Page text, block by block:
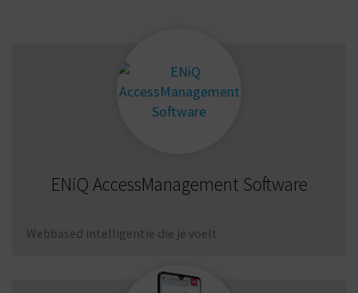
ENiQ AccessManagement Software
Webbased intelligentie die je voelt